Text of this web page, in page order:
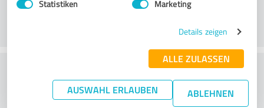
Statistiken Marketing
Details zeigen
ALLE ZULASSEN
AUSWAHL ERLAUBEN ABLEHNEN
What do you think of the price to
performance ratio?